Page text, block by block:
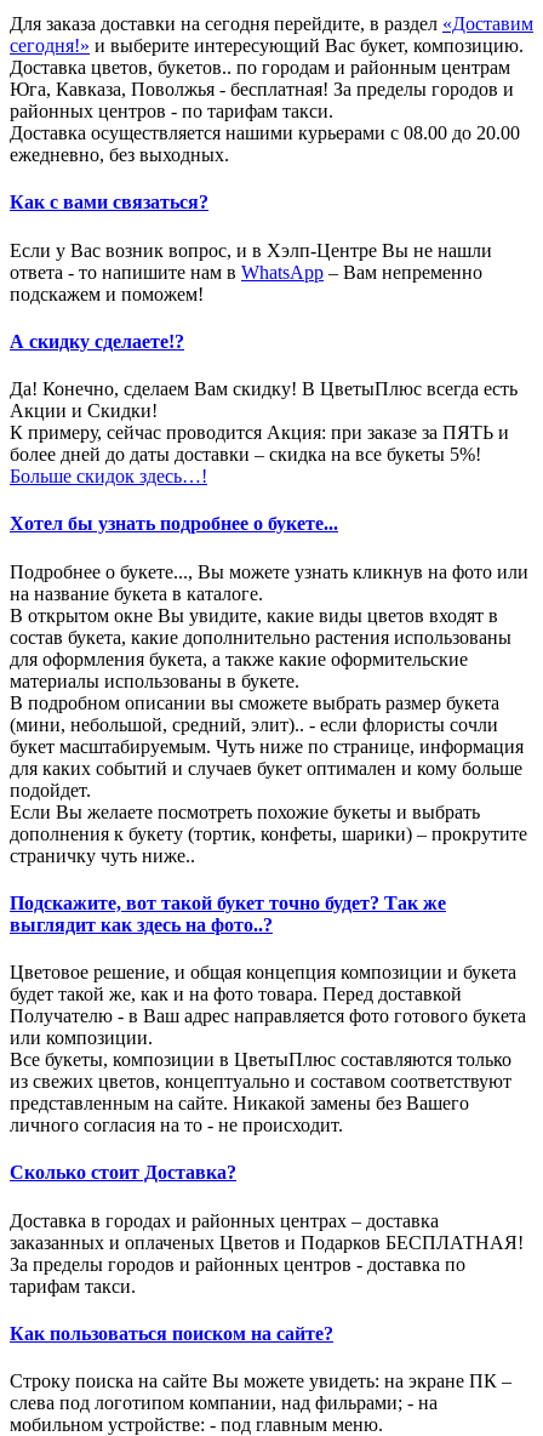
Для заказа доставки на сегодня перейдите, в раздел «Доставим
сегодня!» и выберите интересующий Вас букет, композицию.
Доставка цветов, букетов.. по городам и районным центрам
Юга, Кавказа, Поволжья - бесплатная! За пределы городов и
районных центров - по тарифам такси.
Доставка осуществляется нашими курьерами с 08.00 до 20.00
ежедневно, без выходных.
Как с вами связаться?
Если у Вас возник вопрос, и в Хэлп-Центре Вы не нашли
ответа - то напишите нам в WhatsApp – Вам непременно
подскажем и поможем!
А скидку сделаете!?
Да! Конечно, сделаем Вам скидку! В ЦветыПлюс всегда есть
Акции и Скидки!
К примеру, сейчас проводится Акция: при заказе за ПЯТЬ и
более дней до даты доставки – скидка на все букеты 5%!
Больше скидок здесь…!
Хотел бы узнать подробнее о букете...
Подробнее о букете..., Вы можете узнать кликнув на фото или
на название букета в каталоге.
В открытом окне Вы увидите, какие виды цветов входят в
состав букета, какие дополнительно растения использованы
для оформления букета, а также какие оформительские
материалы использованы в букете.
В подробном описании вы сможете выбрать размер букета
(мини, небольшой, средний, элит).. - если флористы сочли
букет масштабируемым. Чуть ниже по странице, информация
для каких событий и случаев букет оптимален и кому больше
подойдет.
Если Вы желаете посмотреть похожие букеты и выбрать
дополнения к букету (тортик, конфеты, шарики) – прокрутите
страничку чуть ниже..
Подскажите, вот такой букет точно будет? Так же
выглядит как здесь на фото..?
Цветовое решение, и общая концепция композиции и букета
будет такой же, как и на фото товара. Перед доставкой
Получателю - в Ваш адрес направляется фото готового букета
или композиции.
Все букеты, композиции в ЦветыПлюс составляются только
из свежих цветов, концептуально и составом соответствуют
представленным на сайте. Никакой замены без Вашего
личного согласия на то - не происходит.
Сколько стоит Доставка?
Доставка в городах и районных центрах – доставка
заказанных и оплаченых Цветов и Подарков БЕСПЛАТНАЯ!
За пределы городов и районных центров - доставка по
тарифам такси.
Как пользоваться поиском на сайте?
Строку поиска на сайте Вы можете увидеть: на экране ПК –
слева под логотипом компании, над фильрами; - на
мобильном устройстве: - под главным меню.